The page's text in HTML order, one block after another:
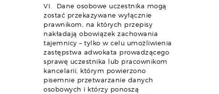
VI. Dane osobowe uczestnika mogą
zostać przekazywane wyłącznie
prawnikom, na których przepisy
nakładają obowiązek zachowania
tajemnicy – tylko w celu umożliwienia
zastępstwa adwokata prowadzącego
sprawę uczestnika lub pracownikom
kancelarii, którym powierzono
pisemnie przetwarzanie danych
osobowych i którzy ponoszą